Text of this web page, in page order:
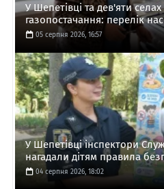
У Шепетівці та дев'яти
газопостачання: перелік
05 серпня 2026, 16:57
У Шепетівці інспектори
нагадали дітям правила
04 серпня 2026, 18:02